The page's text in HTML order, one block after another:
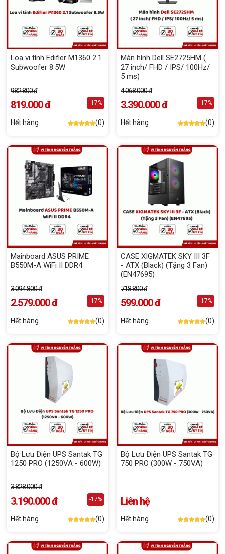
Loa vi tính Edifier M1360 2.1
Subwoofer 8.5W
982.800 đ
819.000 đ -17%
Hết hàng (0)
Màn hình Dell SE2725HM (
27 inch/ FHD / IPS/ 100Hz/
5 ms)
4.068.000 đ
3.390.000 đ -17%
Hết hàng (0)
Mainboard ASUS PRIME
B550M-A WiFi II DDR4
3.094.800 đ
2.579.000 đ -17%
Hết hàng (0)
CASE XIGMATEK SKY III 3F
- ATX (Black) (Tặng 3 Fan)
(EN47695)
718.800 đ
599.000 đ -17%
Hết hàng (0)
Bộ Lưu Điện UPS Santak TG
1250 PRO (1250VA - 600W)
3.828.000 đ
3.190.000 đ -17%
Hết hàng (0)
Bộ Lưu Điện UPS Santak TG
750 PRO (300W - 750VA)
Liên hệ
Hết hàng (0)